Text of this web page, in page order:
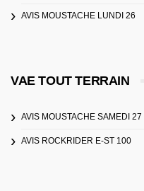
AVIS MOUSTACHE LUNDI 26
VAE TOUT TERRAIN
AVIS MOUSTACHE SAMEDI 27
AVIS ROCKRIDER E-ST 100